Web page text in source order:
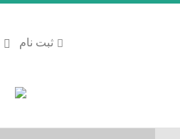
ثبت نام